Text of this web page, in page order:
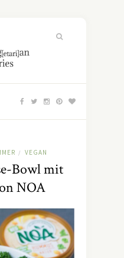
/ VEGAN
Bowl mit
NOA